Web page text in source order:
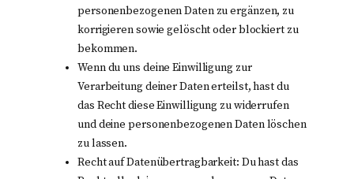
personenbezogenen Daten zu ergänzen, zu
korrigieren sowie gelöscht oder blockiert zu
bekommen.
Wenn du uns deine Einwilligung zur
Verarbeitung deiner Daten erteilst, hast du
das Recht diese Einwilligung zu widerrufen
und deine personenbezogenen Daten löschen
zu lassen.
Recht auf Datenübertragbarkeit: Du hast das